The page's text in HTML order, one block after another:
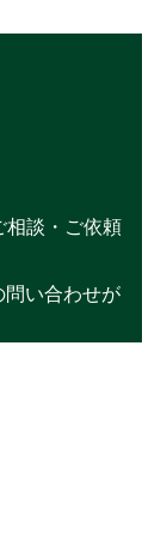
談・ご依頼
問い合わせが